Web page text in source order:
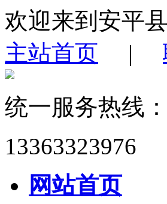
欢迎来到安平
主站首页 |
统一服务热线：
13363323976
网站首页